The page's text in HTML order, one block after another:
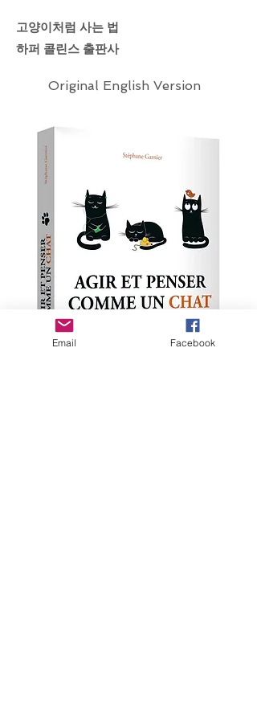
고양이처럼 사는 법
하퍼 콜린스 출판사
Original English Version
Email Facebook